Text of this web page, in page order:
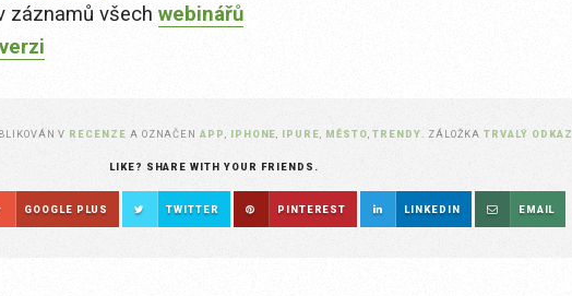
záznamů všech webinářů
V RECENZE A OZNAČENAPP IPHONE IPURE MĚSTO ,TRENDY . ZÁLOŽKATRVALÝ ODKAZ
LIKE? SHARE WITH YOUR FRIENDS.
GOOGLE PLUS TWITTER PINTEREST LINKEDIN EMAIL